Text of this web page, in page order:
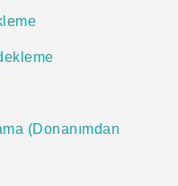
(Donanımdan